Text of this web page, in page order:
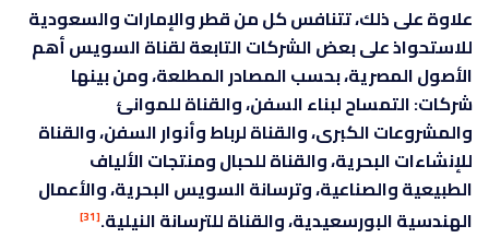
علاوة على ذلك، تتنافس كل من قطر والإمارات والسعودية
للاستحواذ على بعض الشركات التابعة لقناة السويس أهم
الأصول المصرية، بحسب المصادر المطلعة، ومن بينها
شركات: التمساح لبناء السفن، والقناة للموانئ
والمشروعات الكبرى، والقناة لرباط وأنوار السفن، والقناة
للإنشاءات البحرية، والقناة للحبال ومنتجات الألياف
الطبيعية والصناعية، وترسانة السويس البحرية، والأعمال
الهندسية البورسعيدية، والقناة للترسانة النيلية.[31]